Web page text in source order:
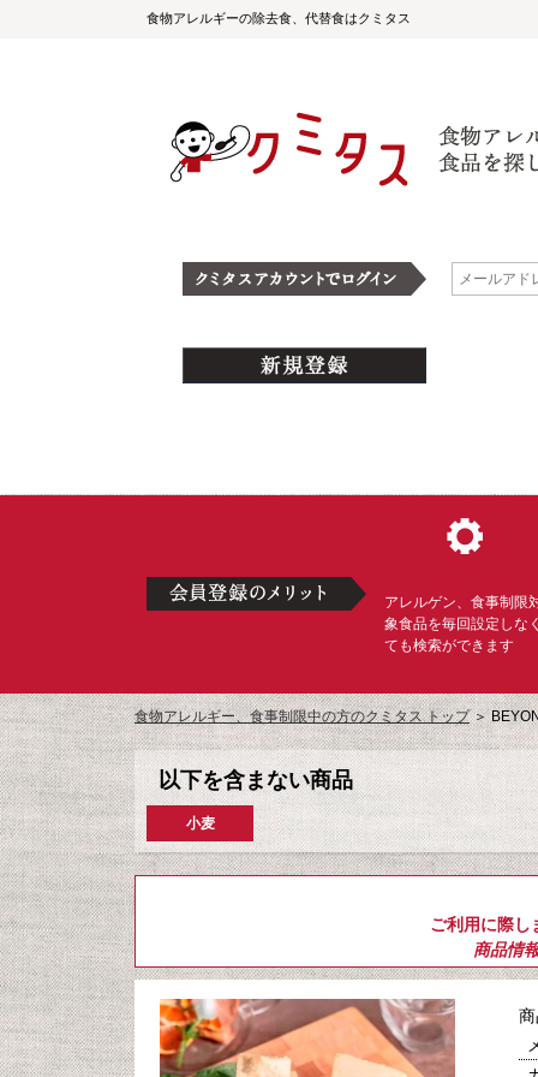
食物アレルギーの除去食、代替食はクミタス
アレルゲン、食事制限
象食品を毎回設定しな
ても検索ができます
食物アレルギー、食事制限中の方のクミタス トップ＞
以下を含まない商品
小麦
ご利用に際し
商品情